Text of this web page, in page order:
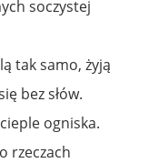
soczystej
tak samo, żyją
bez słów.
ogniska.
rzeczach